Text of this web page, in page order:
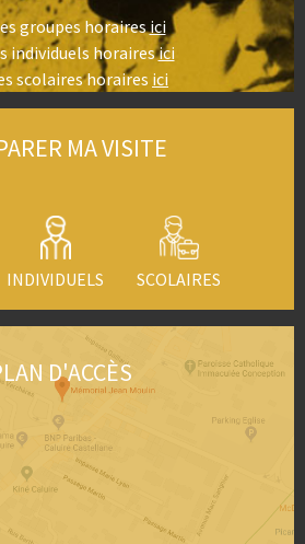
groupes horairesici
individuels horairesici
scolaires horaires ici
MA VISITE
INDIVIDUELS SCOLAIRES
D'ACCÈS